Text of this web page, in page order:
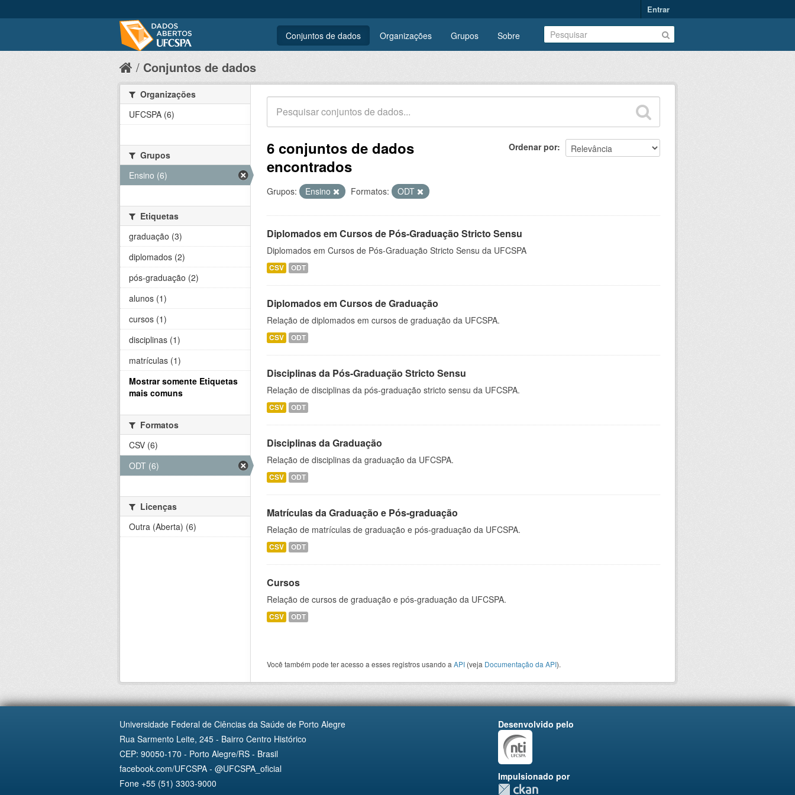
Entrar
Conjuntos de dados Organizações Grupos Sobre
Conjuntos de dados
Ordenar por
6 conjuntos de dados
encontrados
Grupos: Ensino Formatos: ODT
Diplomados em Cursos de Pós-Graduação Stricto Sensu
Diplomados em Cursos de Pós-Graduação Stricto Sensu da UFCSPA
CSV ODT
Diplomados em Cursos de Graduação
Relação de diplomados em cursos de graduação da UFCSPA.
CSV ODT
Disciplinas da Pós-Graduação Stricto Sensu
Relação de disciplinas da pós-graduação stricto sensu da UFCSPA.
CSV ODT
Disciplinas da Graduação
Relação de disciplinas da graduação da UFCSPA.
CSV ODT
Matrículas da Graduação e Pós-graduação
Relação de matrículas de graduação e pós-graduação da UFCSPA.
CSV ODT
Cursos
Relação de cursos de graduação e pós-graduação da UFCSPA.
CSV ODT
Você também pode ter acesso a esses registros usando a API (veja Documentação da API).
Organizações
UFCSPA (6)
Grupos
Ensino (6)
Etiquetas
graduação (3)
diplomados (2)
pós-graduação (2)
alunos (1)
cursos (1)
disciplinas (1)
matrículas (1)
Mostrar somente Etiquetas
mais comuns
Formatos
CSV (6)
ODT (6)
Licenças
Outra (Aberta) (6)
Universidade Federal de Ciências da Saúde de Porto Alegre
Rua Sarmento Leite, 245 - Bairro Centro Histórico
CEP: 90050-170 - Porto Alegre/RS - Brasil
facebook.com/UFCSPA - @UFCSPA_oficial
Fone +55 (51) 3303-9000
Desenvolvido pelo
Impulsionado por